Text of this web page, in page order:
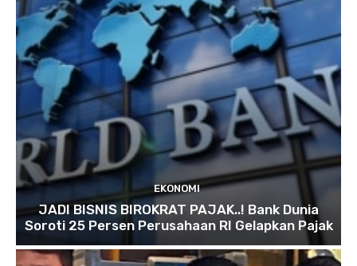
EKONOMI
JADI BISNIS BIROKRAT PAJAK..! Bank Dunia
Soroti 25 Persen Perusahaan RI Gelapkan Pajak